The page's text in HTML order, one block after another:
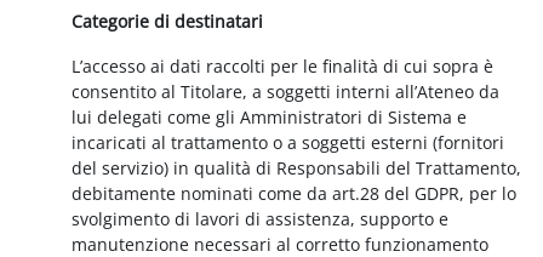
Categorie di destinatari
L’accesso ai dati raccolti per le finalità di cui sopra è
consentito al Titolare, a soggetti interni all’Ateneo da
lui delegati come gli Amministratori di Sistema e
incaricati al trattamento o a soggetti esterni (fornitori
del servizio) in qualità di Responsabili del Trattamento,
debitamente nominati come da art.28 del GDPR, per lo
svolgimento di lavori di assistenza, supporto e
manutenzione necessari al corretto funzionamento